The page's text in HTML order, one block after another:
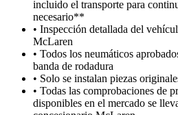
incluido el transporte para
necesario**
• Inspección detallada del
McLaren
• Todos los neumáticos
banda de rodadura
• Solo se instalan piezas
• Todas las comprobaciones de
disponibles en el mercado se